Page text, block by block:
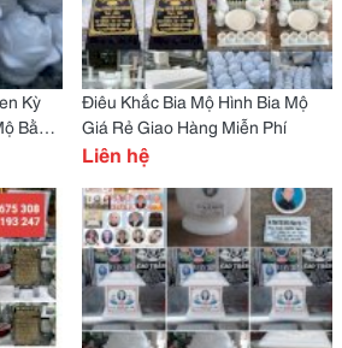
Kỳ
Bằng
Phí
Điêu Khắc Bia Mộ Hình Bia Mộ
Giá Rẻ Giao Hàng Miễn Phí
Liên hệ